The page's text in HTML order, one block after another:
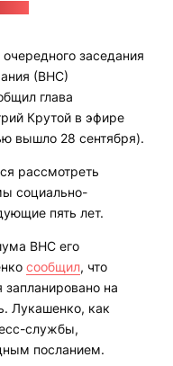
заседания
(ВНС)
глава
Крутой в эфире
вышло 28 сентября).
рассмотреть
социально-
пять лет.
ВНС его
сообщил, что
запланировано на
Лукашенко, как
службы,
посланием.